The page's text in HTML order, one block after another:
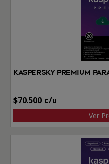
Kaspersky Premium
$70.500
Ver